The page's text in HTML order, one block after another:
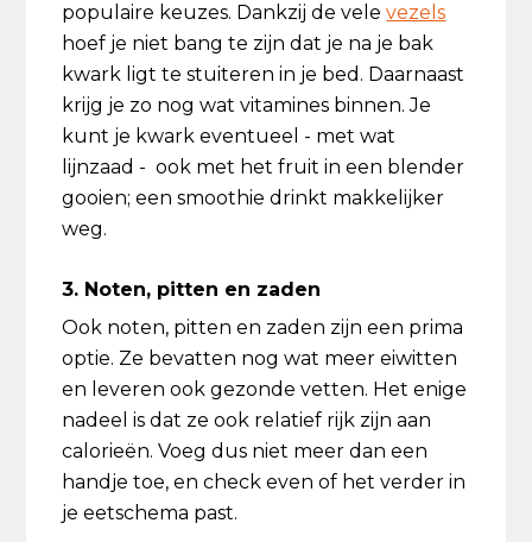
populaire keuzes. Dankzij de velevezels
hoef je niet bang te zijn dat je na je bak
kwark ligt te stuiteren in je bed. Daarnaast
krijg je zo nog wat vitamines binnen. Je
kunt je kwark eventueel - met wat
lijnzaad - ook met het fruit in een blender
gooien; een smoothie drinkt makkelijker
weg.
3. Noten, pitten en zaden
Ook noten, pitten en zaden zijn een prima
optie. Ze bevatten nog wat meer eiwitten
en leveren ook gezonde vetten. Het enige
nadeel is dat ze ook relatief rijk zijn aan
calorieën. Voeg dus niet meer dan een
handje toe, en check even of het verder in
je eetschema past.